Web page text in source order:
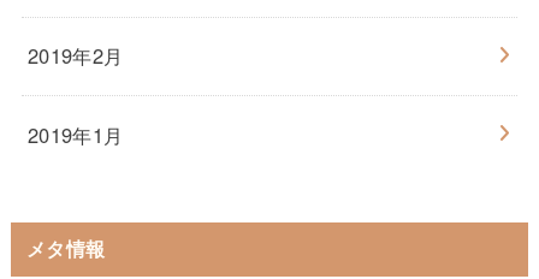
2019年2月
2019年1月
メタ情報